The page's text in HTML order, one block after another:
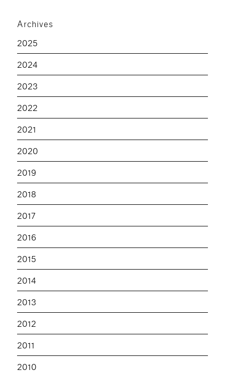
Archives
2025
2024
2023
2022
2021
2020
2019
2018
2017
2016
2015
2014
2013
2012
2011
2010